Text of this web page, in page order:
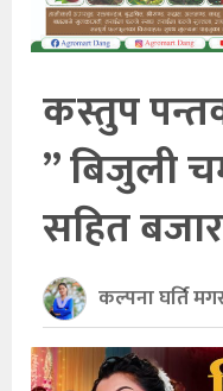
साहित्य/
सूचना
प्रविधि
खेलकुद
अन्तर्राष्ट्रिय
थप
कस्तुप
” बिजुली
सहित
कल्पना घर्ति